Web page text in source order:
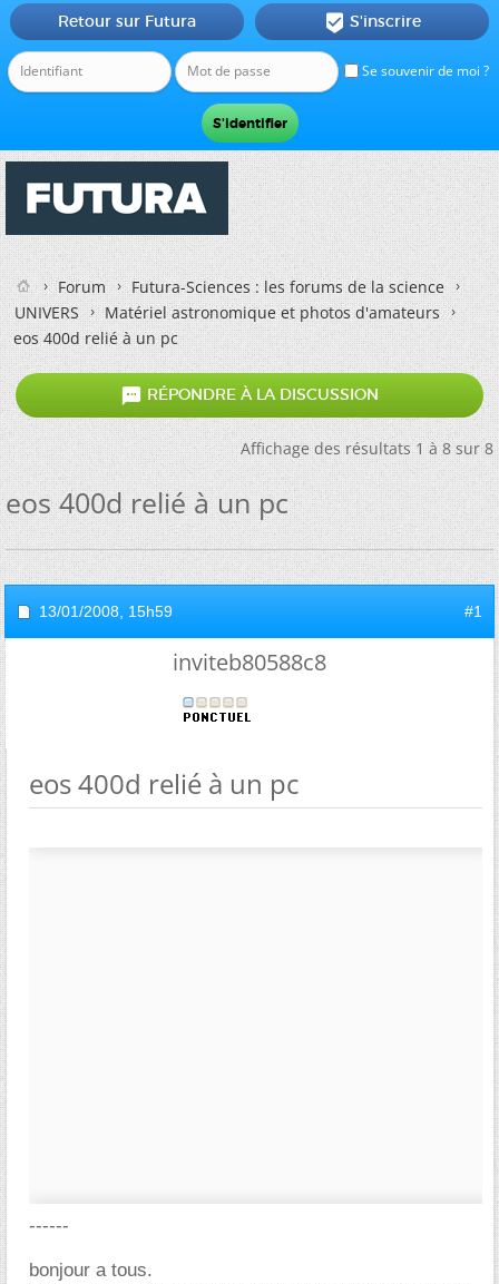
Se souvenir de moi ?
Retour sur Futura  S'inscrire
Forum
Futura-Sciences : les forums de la science
UNIVERS
Matériel astronomique et photos d'amateurs
eos 400d relié à un pc
 RÉPONDRE À LA DISCUSSION
Affichage des résultats 1 à 8 sur 8
eos 400d relié à un pc
13/01/2008, 15h59 #1
inviteb80588c8
eos 400d relié à un pc
------
bonjour a tous.